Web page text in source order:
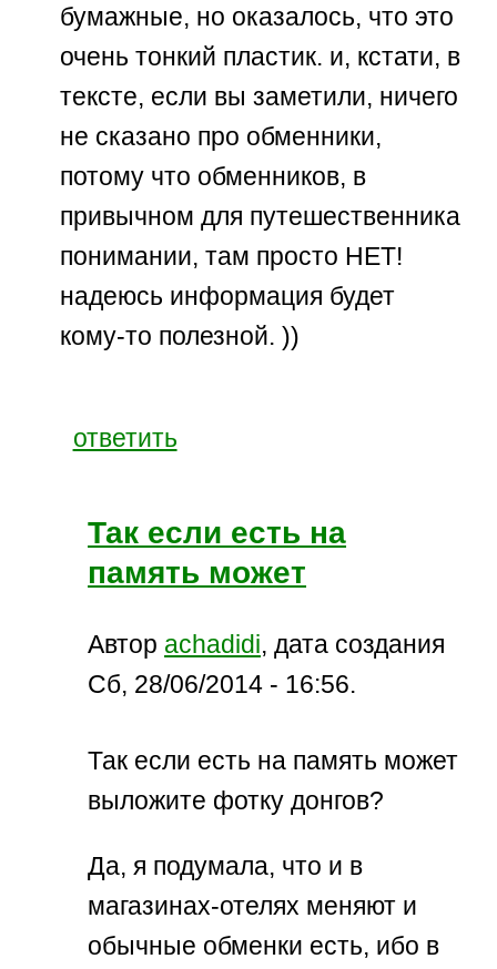
бумажные, но оказалось, что это
очень тонкий пластик. и, кстати, в
тексте, если вы заметили, ничего
не сказано про обменники,
потому что обменников, в
привычном для путешественника
понимании, там просто НЕТ!
надеюсь информация будет
кому-то полезной. ))
ответить
Так если есть на
память может
Автор achadidi, дата создания
Сб, 28/06/2014 - 16:56.
Так если есть на память может
выложите фотку донгов?
Да, я подумала, что и в
магазинах-отелях меняют и
обычные обменки есть, ибо в